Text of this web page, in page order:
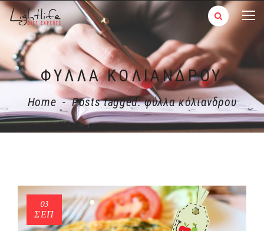
ΦΎΛΛΑ ΚΌΛΙΑΝΔΡΟΥ
Home - Posts tagged: φύλλα κόλιανδρου
03
ΣΕΠ